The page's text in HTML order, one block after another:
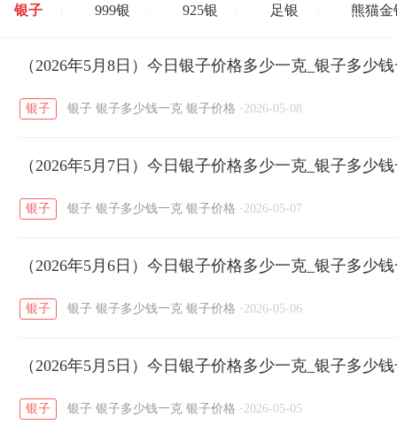
银子 999银 925银 足银 熊猫金
开国纪念币 大清银币 / 长城币 / 老
菜百 周生生 周大生
六福 / 金至尊 / 潮宏基 / 亚一金店
（2026年5月8日）今日银子价格多少一克_银子多少
银子 银子 银子多少钱一克 银子价格 · 2026-05-08
（2026年5月7日）今日银子价格多少一克_银子多少
银子 银子 银子多少钱一克 银子价格 · 2026-05-07
（2026年5月6日）今日银子价格多少一克_银子多少
银子 银子 银子多少钱一克 银子价格 · 2026-05-06
（2026年5月5日）今日银子价格多少一克_银子多少
银子 银子 银子多少钱一克 银子价格 · 2026-05-05